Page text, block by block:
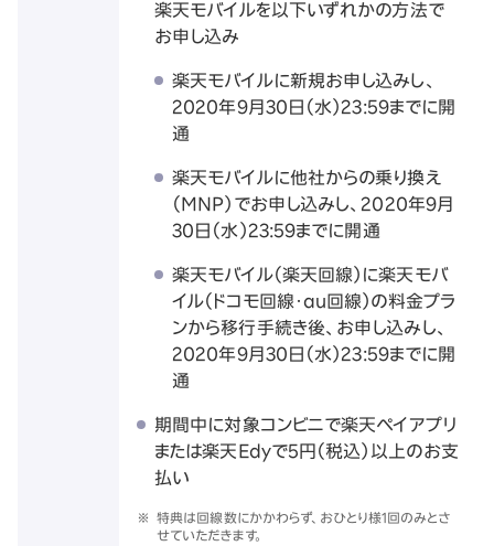
楽天モバイルを以下いずれかの方法で
お申し込み
楽天モバイルに新規お申し込みし、
2020年9月30日（水）23:59までに開
通
楽天モバイルに他社からの乗り換え
（MNP）でお申し込みし、2020年9月
30日（水）23:59までに開通
楽天モバイル（楽天回線）に楽天モバ
イル（ドコモ回線・au回線）の料金プラ
ンから移行手続き後、お申し込みし、
2020年9月30日（水）23:59までに開
通
期間中に対象コンビニで楽天ペイアプリ
または楽天Edyで5円（税込）以上のお支
払い
※
特典は回線数にかかわらず、おひとり様1回のみとさ
せていただきます。